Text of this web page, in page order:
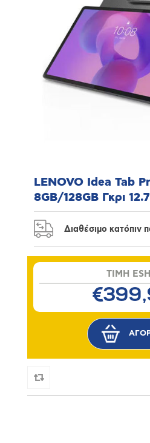
LENOVO Idea Tab
8GB/128GB Γκρι
Διαθέσιμο κατόπιν
TIMH